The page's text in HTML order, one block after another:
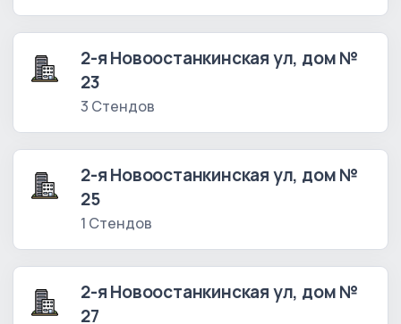
2-я Новоостанкинская ул, дом №
23
3 Стендов
2-я Новоостанкинская ул, дом №
25
1 Стендов
2-я Новоостанкинская ул, дом №
27